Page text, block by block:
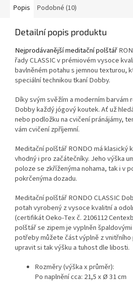
své flexibilitě se dá snadno
dovolenou i každodenní praxi
mimo domov.
Popis Podobné (10)
Detailní popis produktu
Nejprodávanější meditační polštář
řady CLASSIC v prémiovém vysoce
bavlněném potahu s jemnou texturou,
speciální technikou tkaní Dobby.
Díky svým svěžím a moderním barvám
Dobby každý jógový koutek. Ať už
nebo podložku na cvičení pránájámy,
vám cvičení zpříjemní.
Meditační polštář RONDO má klasický
vhodný i pro začátečníky. Jeho výška
poloze se zkříženýma nohama, tak i v
pokrčenýma dozadu.
Meditační polštář RONDO CLASSIC
potah vyrobený z vysoce kvalitní a
(certifikát Oeko-Tex č. 2106112
polštář se zipem je vyplněn
potřeby můžete část výplně z
upravit si tak výšku a tuhost dle libosti.
Rozměry (výška x průměr):
Po naplnění cca: 21,5 x Ø 31 cm